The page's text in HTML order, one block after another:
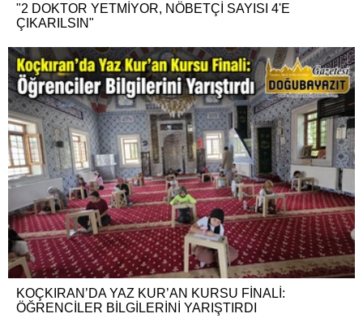
"2 DOKTOR YETMİYOR, NÖBETÇİ SAYISI 4'E
ÇIKARILSIN"
KOÇKIRAN’DA YAZ KUR’AN KURSU FİNALİ:
ÖĞRENCİLER BİLGİLERİNİ YARIŞTIRDI